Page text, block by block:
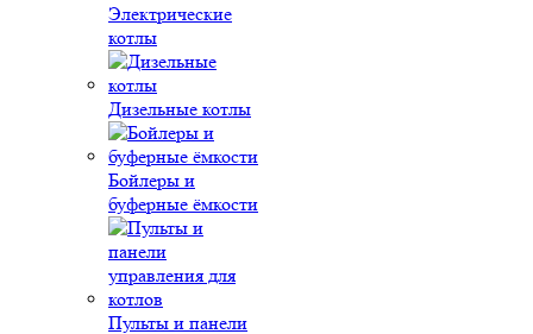
Электрические
котлы
Дизельные котлы
Бойлеры и
буферные ёмкости
Пульты и панели